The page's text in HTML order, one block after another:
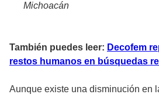
Michoacán
También puedes leer: Decofem
restos humanos en búsquedas
Aunque existe una disminución en